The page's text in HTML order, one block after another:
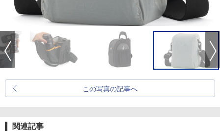
この写真の記事へ
関連記事